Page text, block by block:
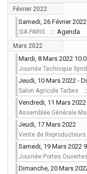
Février 2022
Samedi, 26 Février
SIA PARIS :: Agenda
Mars 2022
Mardi, 8 Mars 2022
Journée Technique
Jeudi, 10 Mars 2022 -
Salon Agricole Tarbes
Vendredi, 11 Mars 2022
Assemblée Générale
Jeudi, 17 Mars 2022
Vente de Reproducteurs
Samedi, 19 Mars 2022
Journée Portes
Dimanche, 20 Mars